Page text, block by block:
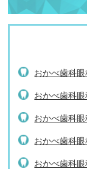
おかべ歯科
おかべ歯科
おかべ歯科
おかべ歯科
おかべ歯科